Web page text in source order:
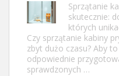
Sprzątanie
skutecznie:
których
Czy sprzątanie kabiny
zbyt dużo czasu? Aby
odpowiednie
sprawdzonych …